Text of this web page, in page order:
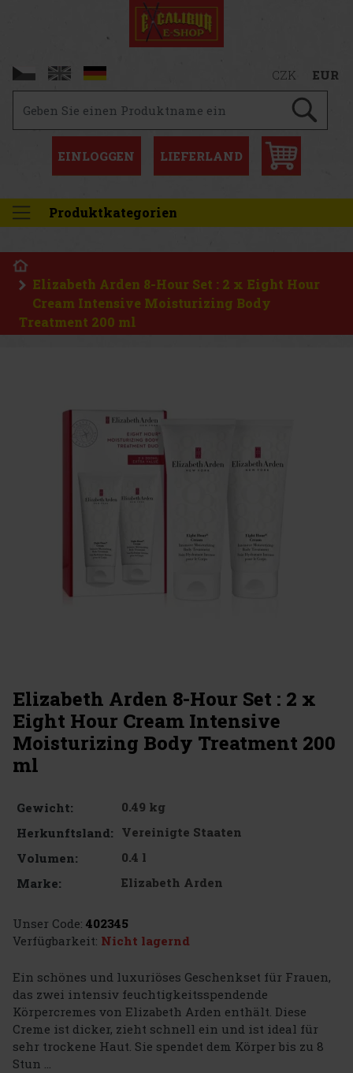
CZK EUR
EINLOGGEN LIEFERLAND
Produktkategorien
Elizabeth Arden 8-Hour Set : 2 x Eight Hour
Cream Intensive Moisturizing Body
Treatment 200 ml
Elizabeth Arden 8-Hour Set : 2 x
Eight Hour Cream Intensive
Moisturizing Body Treatment 200
ml
Gewicht:
0.49 kg
Herkunftsland: Vereinigte Staaten
Volumen:
0.4 l
Marke:
Elizabeth Arden
Unser Code: 402345
Verfügbarkeit: Nicht lagernd
Ein schönes und luxuriöses Geschenkset für Frauen,
das zwei intensiv feuchtigkeitsspendende
Körpercremes von Elizabeth Arden enthält. Diese
Creme ist dicker, zieht schnell ein und ist ideal für
sehr trockene Haut. Sie spendet dem Körper bis zu 8
Stun ...